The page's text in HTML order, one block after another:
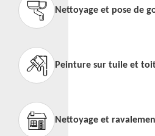
Nettoyage et pose de
Peinture sur tuile et
Nettoyage et